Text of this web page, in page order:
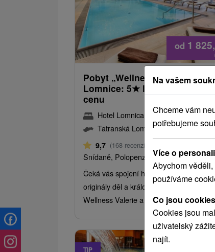
od 1
Pobyt „Wellness & Art“ v
Lomnice: 5★ luxus za speciální
cenu
Hotel Lomnica ★★★Tatranská
Tatranská Lomnica
9,7 (168 recenzí)
Snídaně, Polopenze
Čeká vás spojení historického luxusu,
originály děl a královského odpočinku ve
Wellness Valerie a to už ať si vyberete
TIP
Na vašem
Chceme vám
potřebujeme
Více o
Abychom
používáme
Co jsou
Cookies jsou
uživatelský
najít.